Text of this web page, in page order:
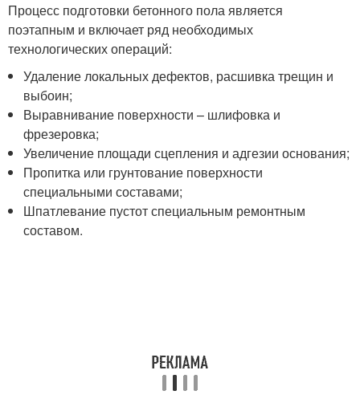
Процесс подготовки бетонного пола является
поэтапным и включает ряд необходимых
технологических операций:
Удаление локальных дефектов, расшивка трещин и
выбоин;
Выравнивание поверхности – шлифовка и
фрезеровка;
Увеличение площади сцепления и адгезии основания;
Пропитка или грунтование поверхности
специальными составами;
Шпатлевание пустот специальным ремонтным
составом.